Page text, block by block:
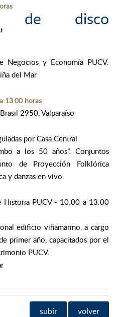
de disco
y Economía PUCV.
del Mar
13.00 horas
2950, Valparaíso
por Casa Central
a los 50 años”. Conjuntos
de Proyección Folklórica
y danzas en vivo.
Historia PUCV - 10.00 a 13.00
edificio viñamarino, a cargo
primer año, capacitados por el
PUCV.
subir volver